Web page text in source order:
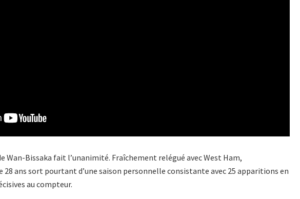
Wan-Bissaka fait l’unanimité. Fraîchement relégué avec West Ham,
ans sort pourtant d’une saison personnelle consistante avec 25 apparitions en
au compteur.